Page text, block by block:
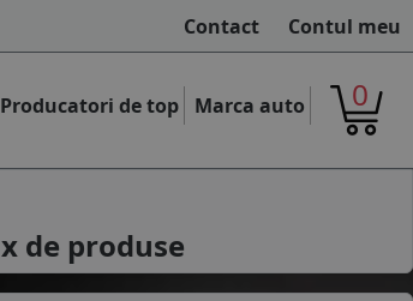
Contact Contul meu
Producatori de top Marca auto 0
xde produse